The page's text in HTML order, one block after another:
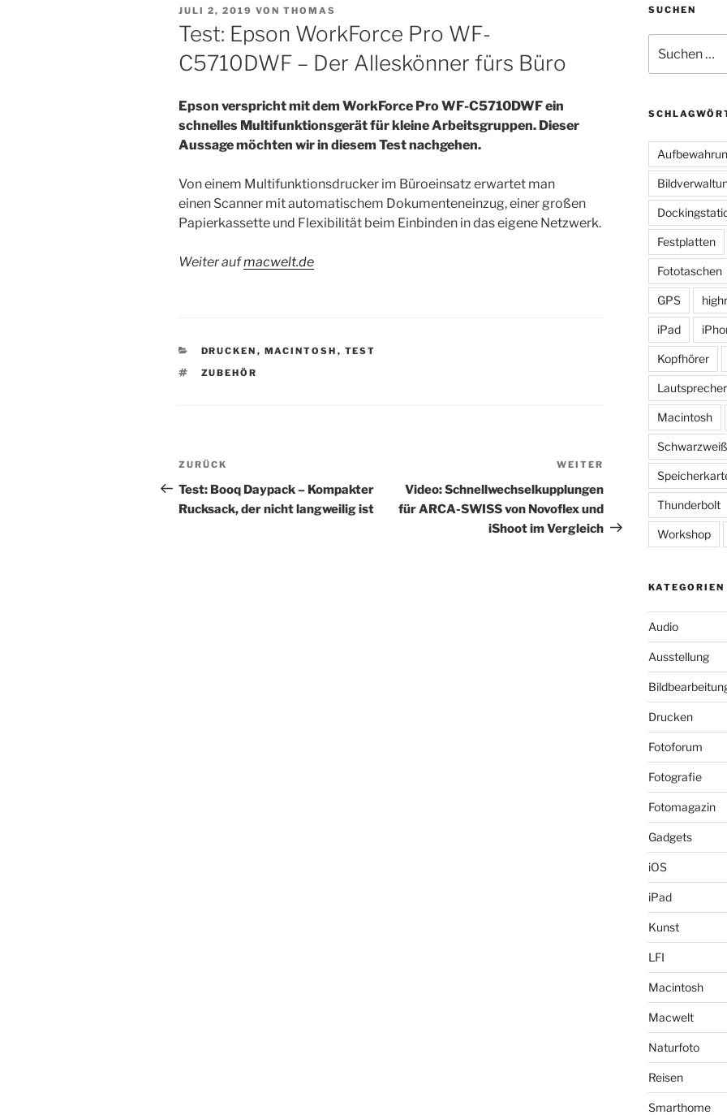
VERÖFFENTLICHT
AM
JULI 2, 2019 VON THOMAS
Test: Epson WorkForce Pro WF-
C5710DWF – Der Alleskönner fürs Büro
Epson verspricht mit dem WorkForce Pro WF-C5710DWF ein
schnelles Multifunktionsgerät für kleine Arbeitsgruppen. Dieser
Aussage möchten wir in diesem Test nachgehen.
Von einem Multifunktionsdrucker im Büroeinsatz erwartet man
einen Scanner mit automatischem Dokumenteneinzug, einer großen
Papierkassette und Flexibilität beim Einbinden in das eigene Netzwerk.
Weiter aufmacwelt.de
KATEGORIEN
DRUCKEN , MACINTOSH , TEST
SCHLAGWÖRTER
ZUBEHÖR
Beitragsnavigation
Vorheriger
Beitrag
ZURÜCK
Test: Booq Daypack – Kompakter
Rucksack, der nicht langweilig ist
Nächster
Beitrag
WEITER
Video: Schnellwechselkupplungen
für ARCA-SWISS von Novoflex und
iShoot im Vergleich
SUCHEN
nach:
Festplatten
Fototaschen
GPS
iPad
Kopfhörer
Lautsprecher
Macintosh
Schwarzweiß
Thunderbolt
Workshop
KATEGORIEN
Audio
Ausstellung
Drucken
Fotoforum
Fotografie
Fotomagazin
Gadgets
iOS
iPad
Kunst
LFI
Macintosh
Macwelt
Naturfoto
Reisen
Smarthome